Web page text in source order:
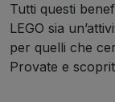
Tutti questi
LEGO sia
per quelli che
Provate e